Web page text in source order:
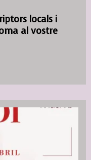
locals i
al vostre